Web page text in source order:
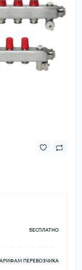
БЕСПЛАТНО
ПЕРЕВОЗЧИКА